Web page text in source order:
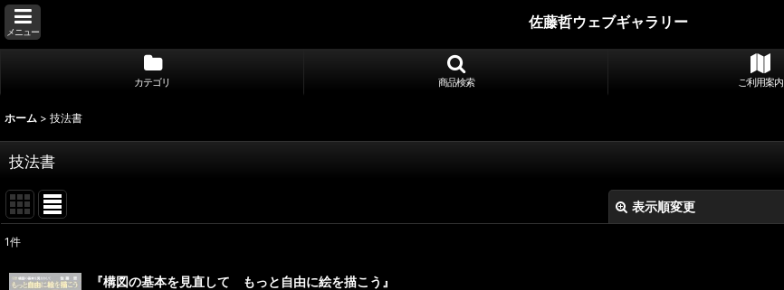
メニュー
佐藤哲ウェブギャラリー
カテゴリ 商品検索 ご利用案内
ホーム > 技法書
技法書
表示順変更
1件
『構図の基本を見直して もっと自由に絵を描こう』